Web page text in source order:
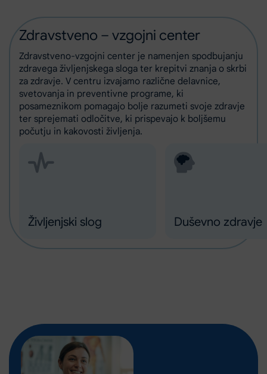
Zdravstveno – vzgojni center
Zdravstveno-vzgojni center je namenjen spodbujanju
zdravega življenjskega sloga ter krepitvi znanja o skrbi
za zdravje. V centru izvajamo različne delavnice,
svetovanja in preventivne programe, ki
posameznikom pomagajo bolje razumeti svoje zdravje
ter sprejemati odločitve, ki prispevajo k boljšemu
počutju in kakovosti življenja.
Življenjski slog Duševno zdravje